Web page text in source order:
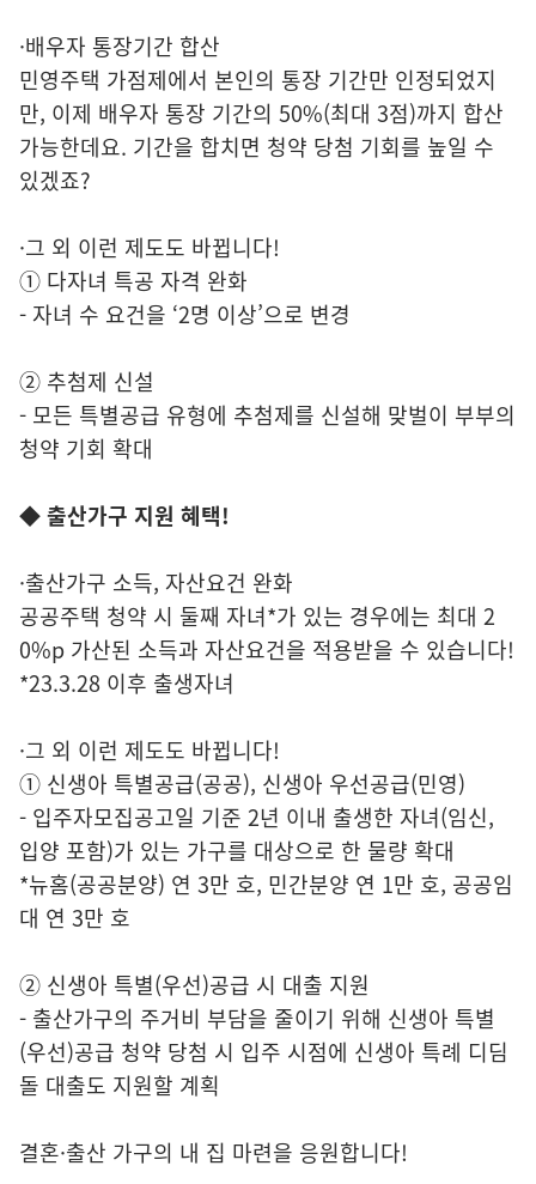
·배우자 통장기간 합산
민영주택 가점제에서 본인의 통장 기간만 인정되었지
만, 이제 배우자 통장 기간의 50%(최대 3점)까지 합산
가능한데요. 기간을 합치면 청약 당첨 기회를 높일 수
있겠죠?
·그 외 이런 제도도 바뀝니다!
① 다자녀 특공 자격 완화
- 자녀 수 요건을 ‘2명 이상’으로 변경
② 추첨제 신설
- 모든 특별공급 유형에 추첨제를 신설해 맞벌이 부부의
청약 기회 확대
◆ 출산가구 지원 혜택!
·출산가구 소득, 자산요건 완화
공공주택 청약 시 둘째 자녀*가 있는 경우에는 최대 2
0%p 가산된 소득과 자산요건을 적용받을 수 있습니다!
*23.3.28 이후 출생자녀
·그 외 이런 제도도 바뀝니다!
① 신생아 특별공급(공공), 신생아 우선공급(민영)
- 입주자모집공고일 기준 2년 이내 출생한 자녀(임신,
입양 포함)가 있는 가구를 대상으로 한 물량 확대
*뉴홈(공공분양) 연 3만 호, 민간분양 연 1만 호, 공공임
대 연 3만 호
② 신생아 특별(우선)공급 시 대출 지원
- 출산가구의 주거비 부담을 줄이기 위해 신생아 특별
(우선)공급 청약 당첨 시 입주 시점에 신생아 특례 디딤
돌 대출도 지원할 계획
결혼·출산 가구의 내 집 마련을 응원합니다!